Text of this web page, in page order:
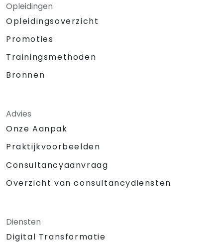
Opleidingen
Opleidingsoverzicht
Promoties
Trainingsmethoden
Bronnen
Advies
Onze Aanpak
Praktijkvoorbeelden
Consultancyaanvraag
Overzicht van consultancydiensten
Diensten
Digital Transformatie